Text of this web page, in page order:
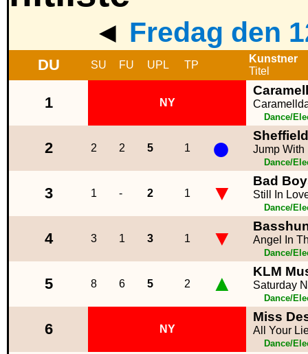
◄ Fredag den
DU SU FU UPL TP
Kunstner
Titel
1 NY
Caramell
Dance/
2 2 2 5 1 ● Jump With
Dance/
3 1 - 2 1 ▼ Bad
Still In
Dance/
4 3 1 3 1 ▼ Angel In
Dance/
5 8 6 5 2 ▲ KLM
Saturday
Dance/
6 NY
Miss
All Your
Dance/